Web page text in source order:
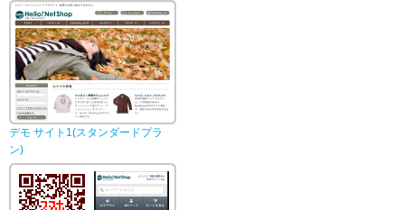
デモ サイト1(スタンダードプラ
ン)